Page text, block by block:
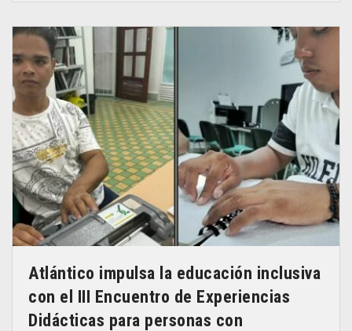
Atlántico impulsa la educación inclusiva
con el III Encuentro de Experiencias
Didácticas para personas con